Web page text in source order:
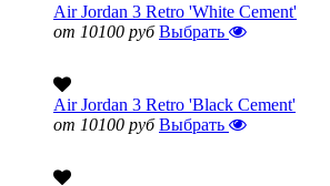
Air Jordan 3 Retro 'White Cement'
от 10100 руб Выбрать
Air Jordan 3 Retro 'Black Cement'
от 10100 руб Выбрать